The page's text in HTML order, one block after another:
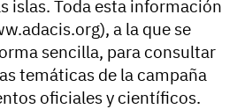
islas. Toda esta información
a la que se
sencilla, para consultar
temáticas de la campaña
oficiales y científicos.